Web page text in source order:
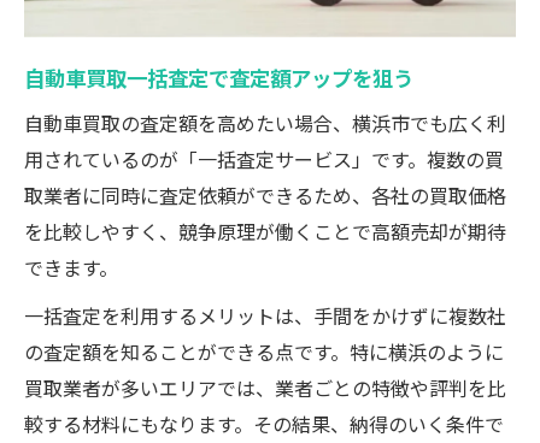
自動車買取一括査定で査定額アップを狙う
自動車買取の査定額を高めたい場合、横浜市でも広く利
用されているのが「一括査定サービス」です。複数の買
取業者に同時に査定依頼ができるため、各社の買取価格
を比較しやすく、競争原理が働くことで高額売却が期待
できます。
一括査定を利用するメリットは、手間をかけずに複数社
の査定額を知ることができる点です。特に横浜のように
買取業者が多いエリアでは、業者ごとの特徴や評判を比
較する材料にもなります。その結果、納得のいく条件で